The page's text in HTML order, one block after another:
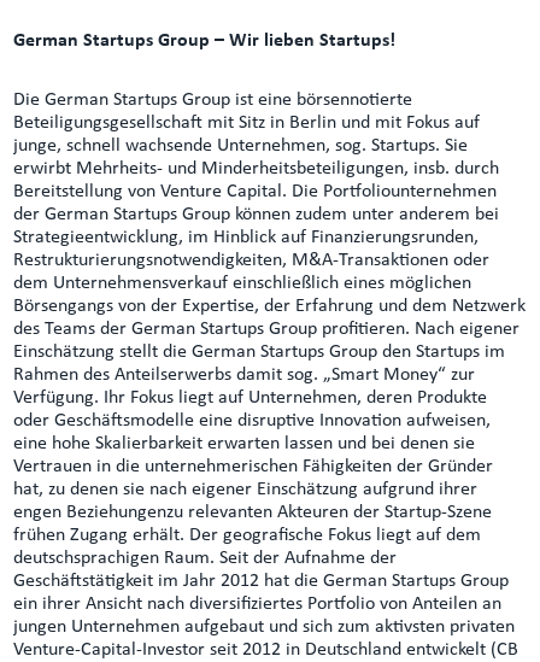
German Startups Group – Wir lieben Startups!
Die German Startups Group ist eine börsennotierte
Beteiligungsgesellschaft mit Sitz in Berlin und mit Fokus auf
junge, schnell wachsende Unternehmen, sog. Startups. Sie
erwirbt Mehrheits- und Minderheitsbeteiligungen, insb. durch
Bereitstellung von Venture Capital. Die Portfoliounternehmen
der German Startups Group können zudem unter anderem bei
Strategieentwicklung, im Hinblick auf Finanzierungsrunden,
Restrukturierungsnotwendigkeiten, M&A-Transaktionen oder
dem Unternehmensverkauf einschließlich eines möglichen
Börsengangs von der Expertise, der Erfahrung und dem Netzwerk
des Teams der German Startups Group profitieren. Nach eigener
Einschätzung stellt die German Startups Group den Startups im
Rahmen des Anteilserwerbs damit sog. „Smart Money“ zur
Verfügung. Ihr Fokus liegt auf Unternehmen, deren Produkte
oder Geschäftsmodelle eine disruptive Innovation aufweisen,
eine hohe Skalierbarkeit erwarten lassen und bei denen sie
Vertrauen in die unternehmerischen Fähigkeiten der Gründer
hat, zu denen sie nach eigener Einschätzung aufgrund ihrer
engen Beziehungenzu relevanten Akteuren der Startup-Szene
frühen Zugang erhält. Der geografische Fokus liegt auf dem
deutschsprachigen Raum. Seit der Aufnahme der
Geschäftstätigkeit im Jahr 2012 hat die German Startups Group
ein ihrer Ansicht nach diversifiziertes Portfolio von Anteilen an
jungen Unternehmen aufgebaut und sich zum aktivsten privaten
Venture-Capital-Investor seit 2012 in Deutschland entwickelt (CB